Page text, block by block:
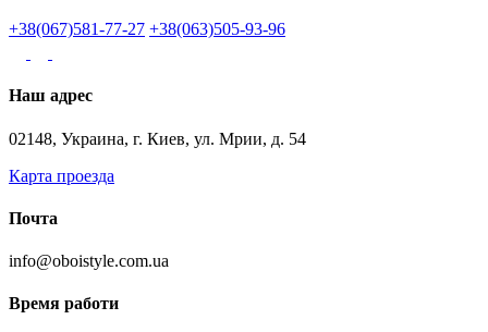
+38(067)581-77-27 +38(063)505-93-96
Наш адрес
02148, Украина, г. Киев, ул. Мрии, д. 54
Карта проезда
Почта
info@oboistyle.com.ua
Время работи